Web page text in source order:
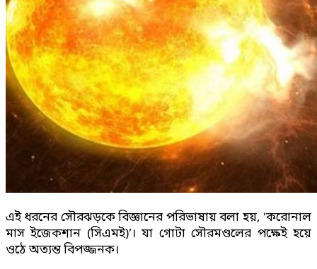
এই ধরনের সৌরঝড়কে বিজ্ঞানের পরিভাষায় বলা হয়, ‘করোনাল
মাস ইজেকশান (সিএমই)’। যা গোটা সৌরমণ্ডলের পক্ষেই হয়ে
ওঠে অত্যন্ত বিপজ্জনক।